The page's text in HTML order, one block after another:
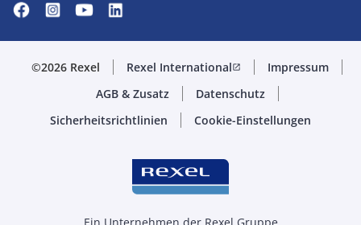
©2026 Rexel Rexel Internationalopen_in_new
Impressum
AGB & Zusatz
Datenschutz
Sicherheitsrichtlinien
Cookie-Einstellungen